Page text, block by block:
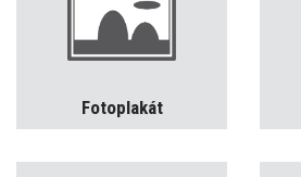
Fotoplakát